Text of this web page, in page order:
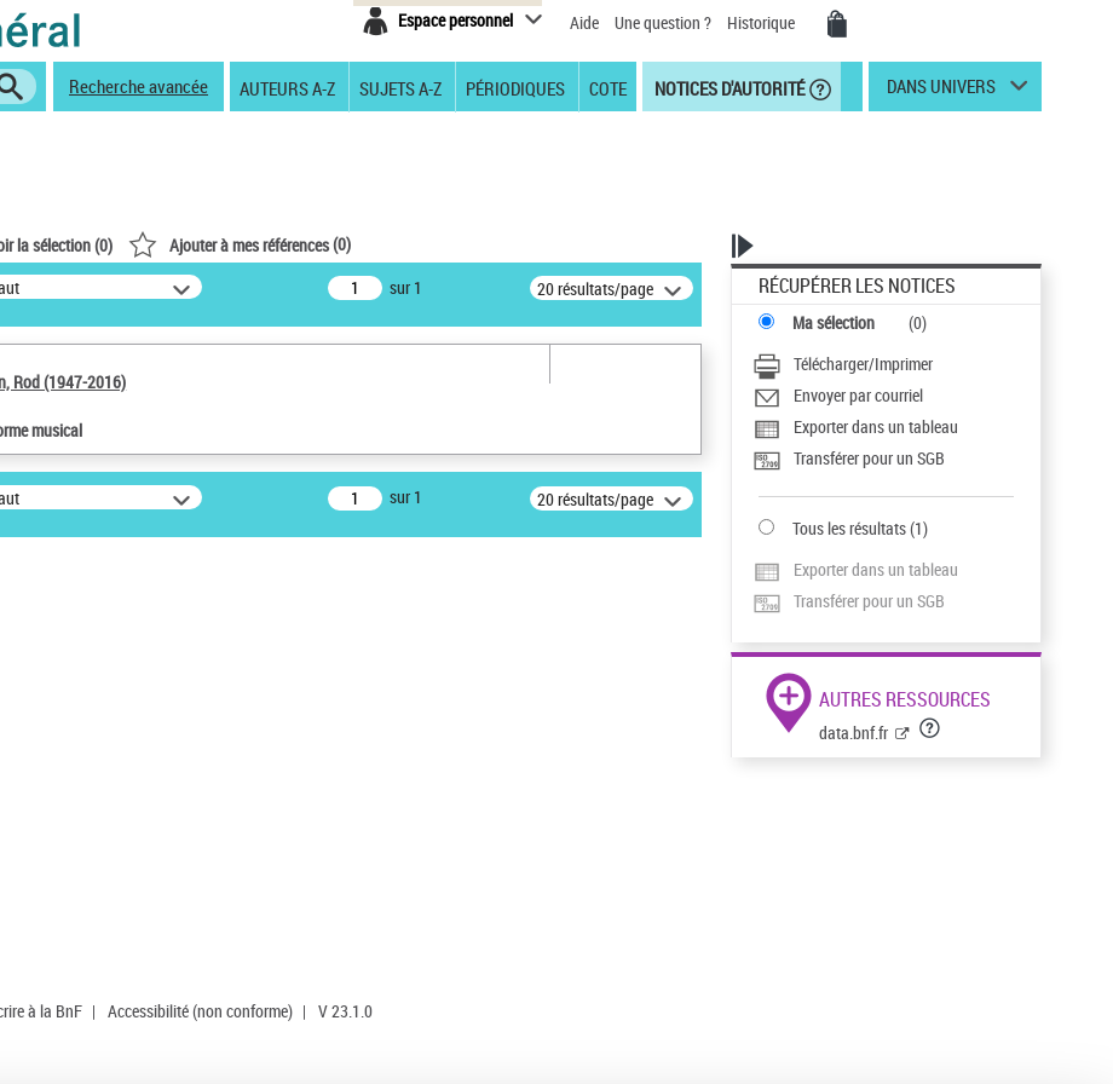
Espace personnel Aide Une question ? Historique
Recherche avancée AUTEURS A-Z SUJETS A-Z PÉRIODIQUES COTE NOTICES D'AUTORITÉ DANS UNIVERS
la sélection (0) Ajouter à mes références(0)
sur 1 20 résultats/page
Rod (1947-2016)
musical
sur 1 20 résultats/page
RÉCUPÉRER LES NOTICES
Ma sélection (0)
Télécharger/Imprimer
Envoyer par courriel
Exporter dans un tableau
Transférer pour un SGB
Tous les résultats(1)
Exporter dans un tableau
Transférer pour un SGB
AUTRES RESSOURCES
data.bnf.fr
à la BnF | Accessibilité (non conforme) | V 23.1.0